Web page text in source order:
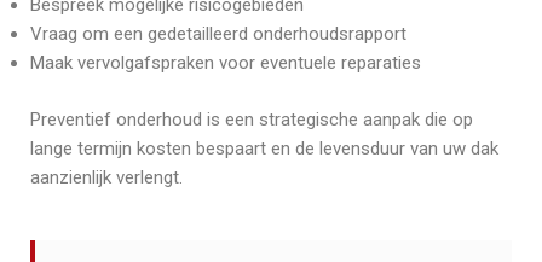
Bespreek mogelijke risicogebieden
Vraag om een gedetailleerd onderhoudsrapport
Maak vervolgafspraken voor eventuele reparaties
Preventief onderhoud is een strategische aanpak die op
lange termijn kosten bespaart en de levensduur van uw dak
aanzienlijk verlengt.